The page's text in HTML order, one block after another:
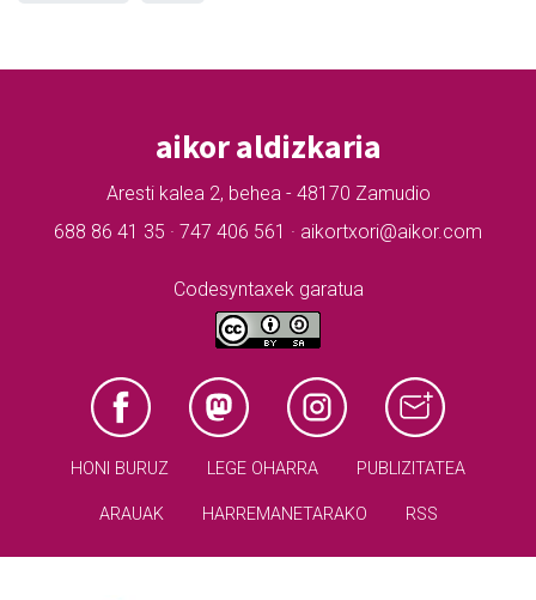
aikor aldizkaria
Aresti kalea 2, behea - 48170 Zamudio
688 86 41 35 · 747 406 561 · aikortxori@aikor.com
Codesyntaxek garatua
HONI BURUZ LEGE OHARRA PUBLIZITATEA
ARAUAK HARREMANETARAKO RSS